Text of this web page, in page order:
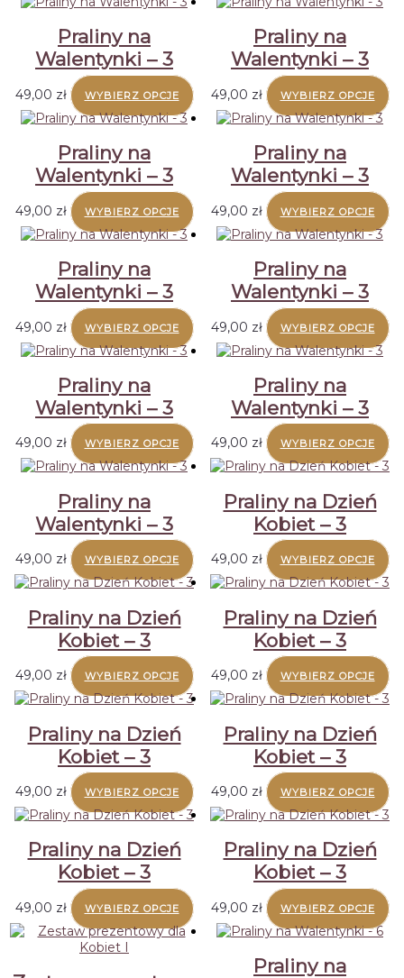
Praliny na
Walentynki – 3
49,00 zł WYBIERZ OPCJE
Praliny na
Walentynki – 3
49,00 zł WYBIERZ OPCJE
Praliny na
Walentynki – 3
49,00 zł WYBIERZ OPCJE
Praliny na
Walentynki – 3
49,00 zł WYBIERZ OPCJE
Praliny na
Walentynki – 3
49,00 zł WYBIERZ OPCJE
Praliny na
Walentynki – 3
49,00 zł WYBIERZ OPCJE
Praliny na
Walentynki – 3
49,00 zł WYBIERZ OPCJE
Praliny na
Walentynki – 3
49,00 zł WYBIERZ OPCJE
Praliny na
Walentynki – 3
49,00 zł WYBIERZ OPCJE
Praliny na Dzień
Kobiet – 3
49,00 zł WYBIERZ OPCJE
Praliny na Dzień
Kobiet – 3
49,00 zł WYBIERZ OPCJE
Praliny na Dzień
Kobiet – 3
49,00 zł WYBIERZ OPCJE
Praliny na Dzień
Kobiet – 3
49,00 zł WYBIERZ OPCJE
Praliny na Dzień
Kobiet – 3
49,00 zł WYBIERZ OPCJE
Praliny na Dzień
Kobiet – 3
49,00 zł WYBIERZ OPCJE
Praliny na Dzień
Kobiet – 3
49,00 zł WYBIERZ OPCJE
Praliny na